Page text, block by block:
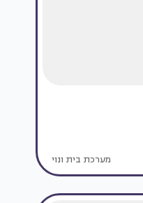
מערכת בית ונוי